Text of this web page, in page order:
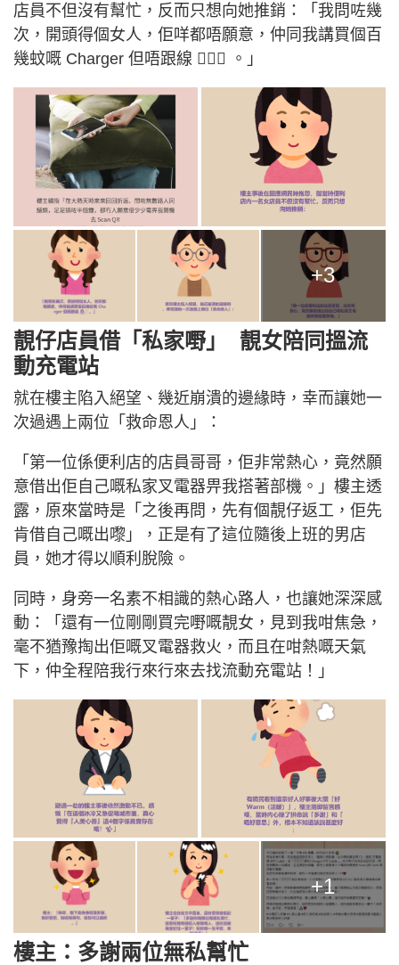
店員不但沒有幫忙，反而只想向她推銷：「我問咗幾
次，開頭得個女人，佢咩都唔願意，仲同我講買個百
幾蚊嘅 Charger 但唔跟線 🤦🏻‍♀️ 。」
+3
靚仔店員借「私家嘢」 靚女陪同搵流
動充電站
就在樓主陷入絕望、幾近崩潰的邊緣時，幸而讓她一
次過遇上兩位「救命恩人」：
「第一位係便利店的店員哥哥，佢非常熱心，竟然願
意借出佢自己嘅私家叉電器畀我搭著部機。」樓主透
露，原來當時是「之後再問，先有個靚仔返工，佢先
肯借自己嘅出嚟」，正是有了這位隨後上班的男店
員，她才得以順利脫險。
同時，身旁一名素不相識的熱心路人，也讓她深深感
動：「還有一位剛剛買完嘢嘅靚女，見到我咁焦急，
毫不猶豫掏出佢嘅叉電器救火，而且在咁熱嘅天氣
下，仲全程陪我行來行來去找流動充電站！」
+1
樓主：多謝兩位無私幫忙